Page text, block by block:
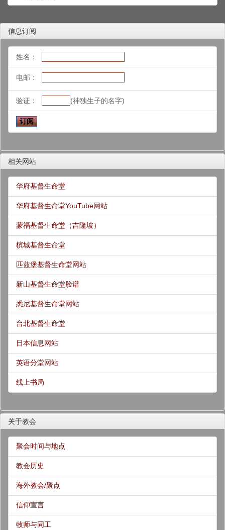
信息订阅
姓名：
电邮：
验证： (神独生子的名字)
相关网站
华府基督生命堂
华府基督生命堂YouTube网站
蒙福基督生命堂（吉隆坡）
槟城基督生命堂
匹兹堡基督生命堂网站
新山基督生命堂脸谱
悉尼基督生命堂网站
台北基督生命堂
日本信息网站
英语分堂网站
线上书局
关于教会
聚会时间与地点
教会历史
海外教会/聚点
信仰宣言
牧师与同工